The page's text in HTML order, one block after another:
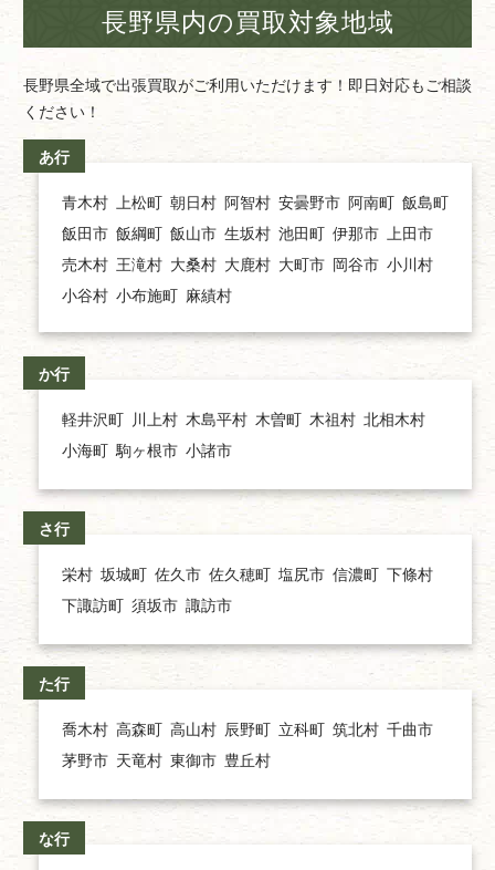
長野県内の買取対象地域
長野県全域で出張買取がご利用いただけます！即日対応もご相談
ください！
あ行
青木村 上松町 朝日村 阿智村 安曇野市 阿南町 飯島町
飯田市 飯綱町 飯山市 生坂村 池田町 伊那市
上田市
売木村 王滝村 大桑村 大鹿村 大町市 岡谷市 小川村
小谷村 小布施町 麻績村
か行
軽井沢町 川上村 木島平村 木曽町 木祖村 北相木村
小海町 駒ヶ根市 小諸市
さ行
栄村 坂城町 佐久市 佐久穂町 塩尻市 信濃町 下條村
下諏訪町 須坂市 諏訪市
た行
喬木村 高森町 高山村 辰野町 立科町 筑北村 千曲市
茅野市 天竜村 東御市 豊丘村
な行